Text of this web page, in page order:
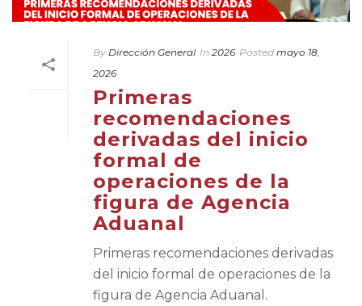
By Dirección General In 2026 Posted mayo 18,
2026
Primeras
recomendaciones
derivadas del inicio
formal de
operaciones de la
figura de Agencia
Aduanal
Primeras recomendaciones derivadas
del inicio formal de operaciones de la
figura de Agencia Aduanal.